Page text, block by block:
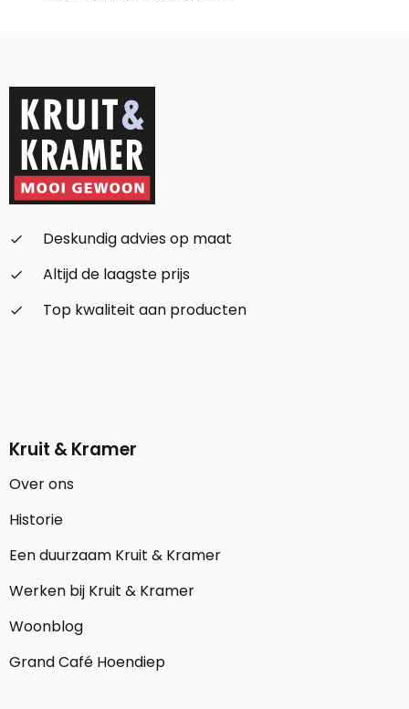
check_small
Deskundig advies op maat
check_small
Altijd de laagste prijs
check_small
Top kwaliteit aan producten
Kruit & Kramer
Over ons
Historie
Een duurzaam Kruit & Kramer
Werken bij Kruit & Kramer
Woonblog
Grand Café Hoendiep